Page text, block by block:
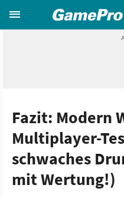
Fazit: Modern
Multiplayer-
schwaches
mit Wertung!)